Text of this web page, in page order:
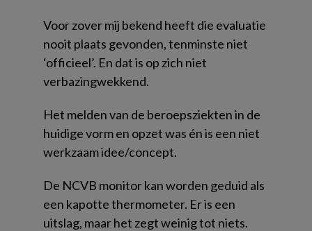
Voor zover mij bekend heeft die evaluatie
nooit plaats gevonden, tenminste niet
‘officieel’. En dat is op zich niet
verbazingwekkend.
Het melden van de beroepsziekten in de
huidige vorm en opzet was én is een niet
werkzaam idee/concept.
De NCVB monitor kan worden geduid als
een kapotte thermometer. Er is een
uitslag, maar het zegt weinig tot niets.